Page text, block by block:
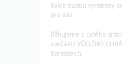
Svíce budou vyrobeny
pro Vás
Děkujeme z celého
součástí VČELÍHO
Karpatech.